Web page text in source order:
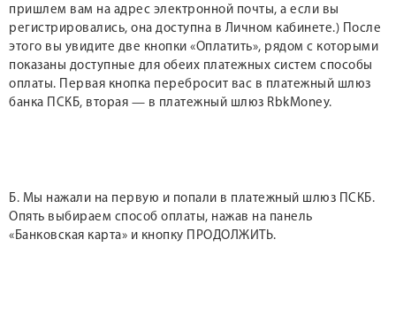
пришлем вам на адрес электронной почты, а если вы
регистрировались, она доступна в Личном кабинете.) После
этого вы увидите две кнопки «Оплатить», рядом с которыми
показаны доступные для обеих платежных систем способы
оплаты. Первая кнопка перебросит вас в платежный шлюз
банка ПСКБ, вторая — в платежный шлюз RbkMoney.
Б. Мы нажали на первую и попали в платежный шлюз ПСКБ.
Опять выбираем способ оплаты, нажав на панель
«Банковская карта» и кнопку ПРОДОЛЖИТЬ.